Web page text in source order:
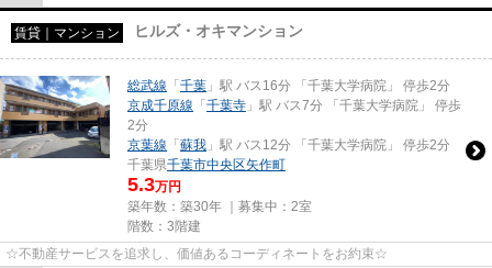
賃貸｜マンション ヒルズ・オキマンション
総武線 「千葉 」駅 バス16分 「千葉大学病院」 停歩2分
京成千原線 「千葉寺 」駅 バス7分 「千葉大学病院」 停歩
2分
京葉線 「蘇我 」駅 バス12分 「千葉大学病院」 停歩2分
千葉県千葉市中央区矢作町
5.3万円
築年数：築30年 ｜募集中： 2室
階数：3階建
☆不動産サービスを追求し、価値あるコーディネートをお約束☆